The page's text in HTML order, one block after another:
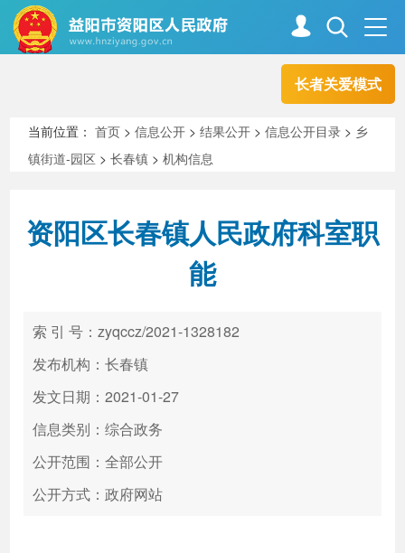
长者关爱模式
走进资阳
新闻中心 解读回应
政务服务
高效办成一件事
当前位置：首页 >信息公开 >结果公开 >信息公开目录 > 乡
镇街道-园区 >长春镇 >机构信息
资阳区长春镇人民政府科室职
能
索 引 号：zyqccz/2021-1328182
发布机构：长春镇
发文日期：2021-01-27
信息类别：综合政务
公开范围：全部公开
公开方式：政府网站